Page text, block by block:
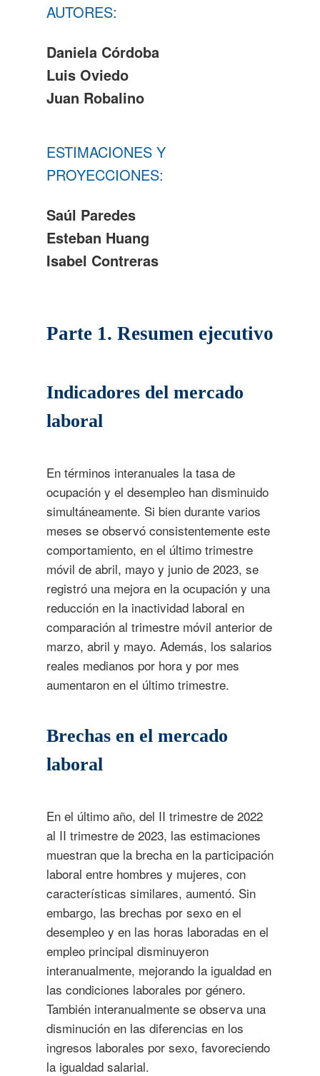
AUTORES:
Daniela Córdoba
Luis Oviedo
Juan Robalino
ESTIMACIONES Y
PROYECCIONES:
Saúl Paredes
Esteban Huang
Isabel Contreras
Parte 1. Resumen ejecutivo
Indicadores del mercado
laboral
En términos interanuales la tasa de
ocupación y el desempleo han disminuido
simultáneamente. Si bien durante varios
meses se observó consistentemente este
comportamiento, en el último trimestre
móvil de abril, mayo y junio de 2023, se
registró una mejora en la ocupación y una
reducción en la inactividad laboral en
comparación al trimestre móvil anterior de
marzo, abril y mayo. Además, los salarios
reales medianos por hora y por mes
aumentaron en el último trimestre.
Brechas en el mercado
laboral
En el último año, del II trimestre de 2022
al II trimestre de 2023, las estimaciones
muestran que la brecha en la participación
laboral entre hombres y mujeres, con
características similares, aumentó. Sin
embargo, las brechas por sexo en el
desempleo y en las horas laboradas en el
empleo principal disminuyeron
interanualmente, mejorando la igualdad en
las condiciones laborales por género.
También interanualmente se observa una
disminución en las diferencias en los
ingresos laborales por sexo, favoreciendo
la igualdad salarial.